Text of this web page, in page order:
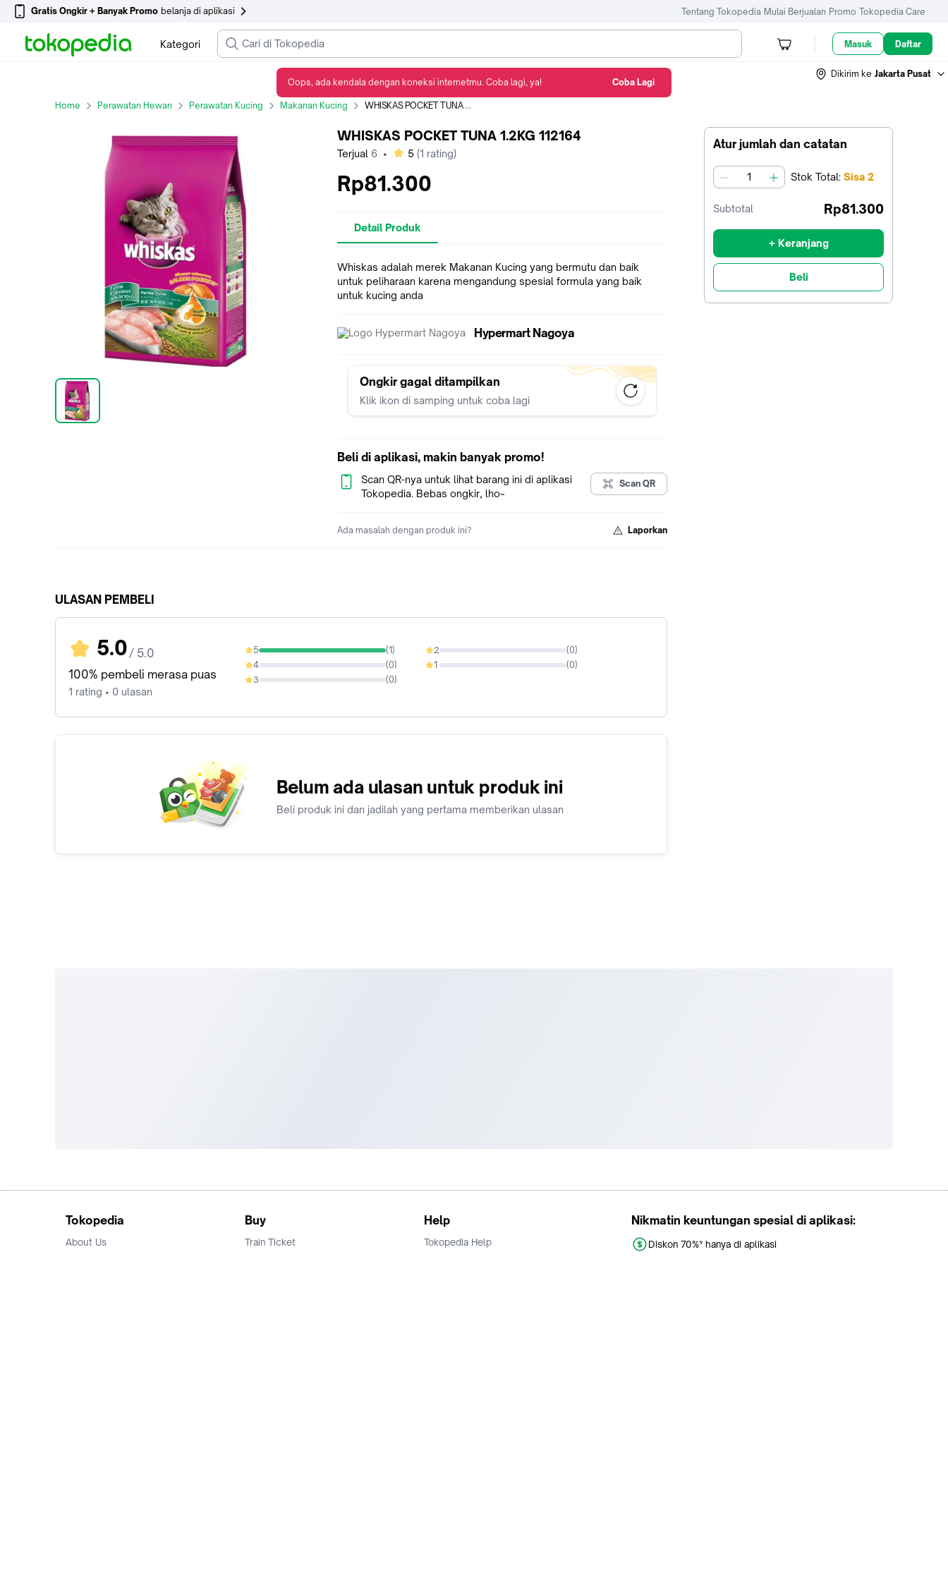
Gratis Ongkir + Banyak Promo belanja di aplikasi Tentang Tokopedia Mulai Berjualan Promo Tokopedia Care
Kategori Masuk Daftar
Dikirim ke Jakarta Pusat
Home Perawatan Hewan Perawatan Kucing Makanan Kucing WHISKAS POCKET TUNA 1.2KG 112164
Atur jumlah dan catatan
jumlah Stok Total: Sisa 2
Subtotal Rp81.300
+ Keranjang
Beli
WHISKAS POCKET TUNA 1.2KG 112164
Terjual 6 • bintang
5 (1 rating)
Rp81.300
Detail Produk
Whiskas adalah merek Makanan Kucing yang bermutu dan baik
untuk peliharaan karena mengandung spesial formula yang baik
untuk kucing anda
Hypermart Nagoya
Ongkir gagal ditampilkan
Klik ikon di samping untuk coba lagi
Beli di aplikasi, makin banyak promo!
Scan QR-nya untuk lihat barang ini di aplikasi
Tokopedia. Bebas ongkir, lho~
Scan QR
Ada masalah dengan produk ini? Laporkan
ULASAN PEMBELI
5.0 / 5.0
100% pembeli merasa puas
1 rating • 0 ulasan
5 (1)
100%
4 (0)
0%
3 (0)
0%
2 (0)
0%
1 (0)
0%
Belum ada ulasan untuk produk ini
Beli produk ini dan jadilah yang pertama memberikan ulasan
Tokopedia
About Us
Buy
Train Ticket
Help
Tokopedia Help
Nikmatin keuntungan spesial di aplikasi:
Diskon 70%* hanya di aplikasi
Oops, ada kendala dengan koneksi internetmu. Coba lagi, ya! Coba Lagi